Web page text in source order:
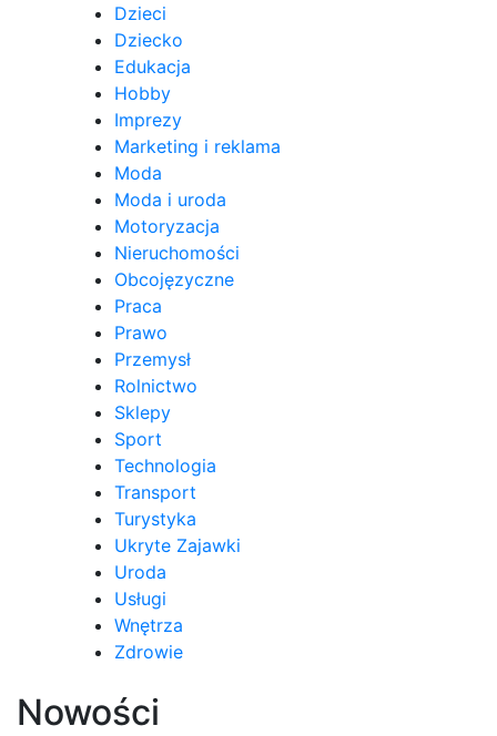
Dzieci
Dziecko
Edukacja
Hobby
Imprezy
Marketing i reklama
Moda
Moda i uroda
Motoryzacja
Nieruchomości
Obcojęzyczne
Praca
Prawo
Przemysł
Rolnictwo
Sklepy
Sport
Technologia
Transport
Turystyka
Ukryte Zajawki
Uroda
Usługi
Wnętrza
Zdrowie
Nowości